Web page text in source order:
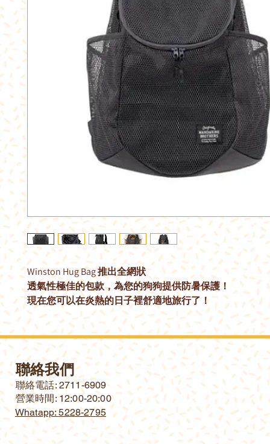
Winston Hug Bag 推出全網狀
透氣性極佳的包款，為您的狗狗提供防暑保護！
現在您可以在炎熱的日子裡舒適地旅行了！
聯絡我們
​聯絡電話: 2711-6909
營業時間: 12:00-20:00
Whatapp: 5228-2795